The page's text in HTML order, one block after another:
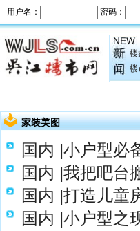
楼
楼
家装美图
国内 |小户型必
国内 |我把吧台
国内 |打造儿童
国内 |小户型之